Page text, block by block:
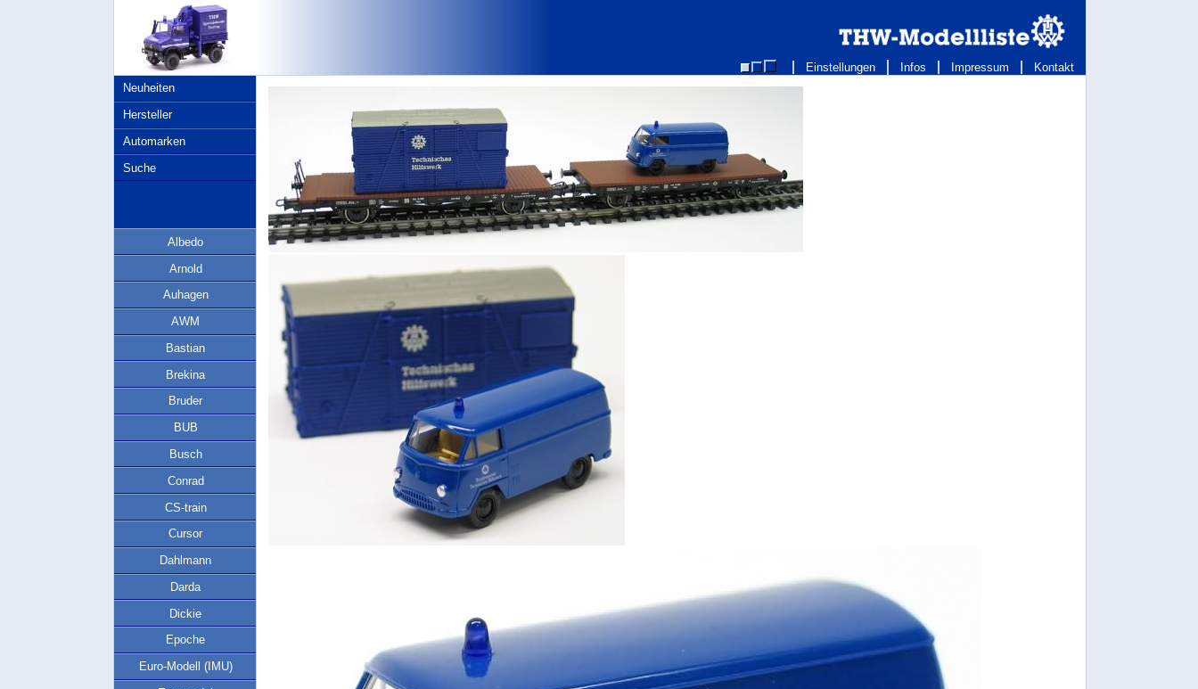
Einstellungen Infos Impressum
Kontakt
Neuheiten
Hersteller
Automarken
Suche
Albedo
Arnold
Auhagen
AWM
Bastian
Brekina
Bruder
BUB
Busch
Conrad
CS-train
Cursor
Dahlmann
Darda
Dickie
Epoche
Euro-Modell (IMU)